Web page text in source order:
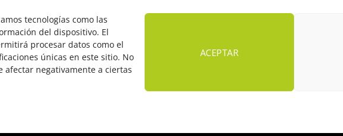
tecnologías como las
del dispositivo. El
procesar datos como el
únicas en este sitio. No
negativamente a ciertas
ACEPTAR
Política de cookies